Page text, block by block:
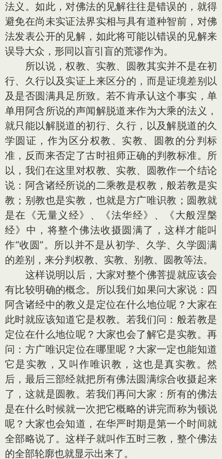
法义。如此，对佛法的见解往往是错误的，就得
避免在尚未实证法界实相与具有道种智前，对佛
法发表公开的见解，如此将可能以错误的见解来
误导大众，形同以盲引盲的荒谬作为。
所以说，权教、实教、圆教其实并不是在初
行、久行以及实证上来区分的，而是证境差别以
及是否圆满具足所致。若不肯承认这个事实，单
单用阿含所说的声闻解脱道来作为大乘的法义，
就只能以解脱道的初行、久行，以及解脱道的久
学圆证，作为区分权教、实教、圆教的分判标
准，反而来否定了古时祖师正确的判教标准。所
以，我们在这里对权教、实教、圆教作一个结论
说：阿含诸经所说的二乘教是权教，般若教是实
教；别教也是实教，也就是方广唯识教；圆教就
是在《无量义经》、《法华经》、《大般涅槃
经》中，将整个佛法收摄圆满了，这样才能叫
作“收圆”。所以并不是从初学、久学、久学圆满
的差别，来分判权教、实教、别教、圆教等法。
这样说明以后，大家对整个佛菩提就应该会
有比较明确的概念。所以我们如果问大家说：四
阿含诸经中的教义是定位在什么地位呢？大家在
此时就应该知道它是权教。若我们问：般若教是
定位在什么地位呢？大家也会了解它是实教。再
问：方广唯识定位在哪里呢？大家一定也能知道
它是实教，又叫作唯识教，这也是真实教。然
后，最后三部经就把所有佛法圆满综合收摄起来
了，这就是圆教。若我们再问大家：所有的佛法
是在什么时候就一次把它概略的讲完而称为顿说
呢？大家也会知道，在华严时期是第一个时间就
全部略说了。这样子就叫作五时三教，整个佛法
的全部轮廓也就显示出来了。